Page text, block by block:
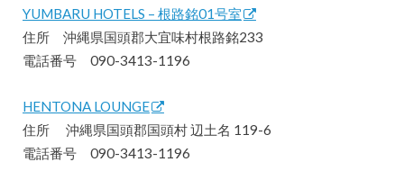
YUMBARU HOTELS – 根路銘01号室
住所 沖縄県国頭郡大宜味村根路銘233
電話番号 090-3413-1196
HENTONA LOUNGE
住所 沖縄県国頭郡国頭村 辺土名 119-6
電話番号 090-3413-1196